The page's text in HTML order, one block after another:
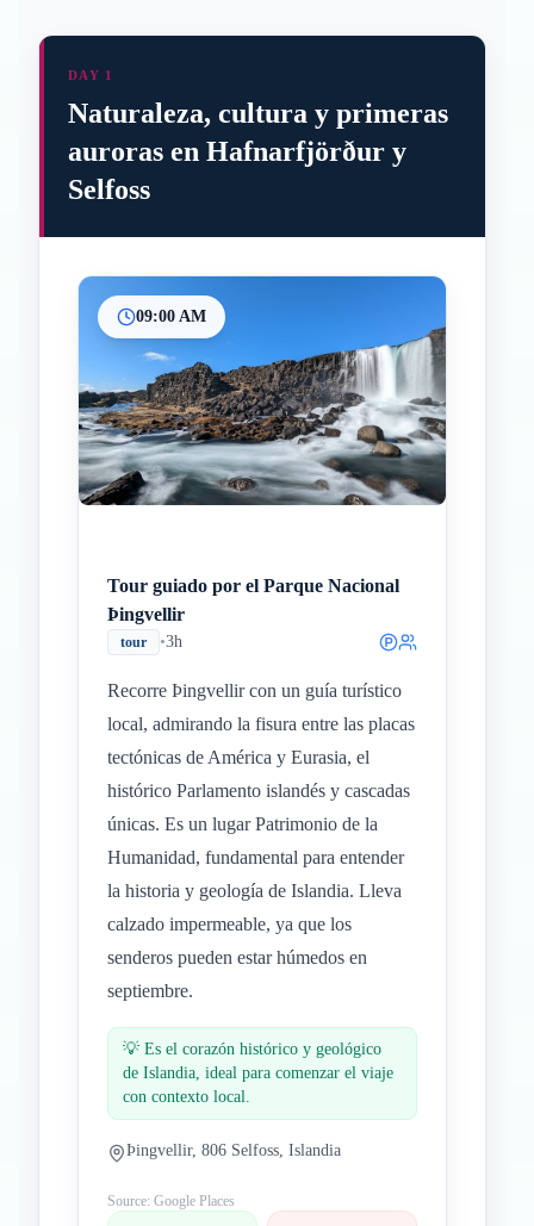
DAY 1
Naturaleza, cultura y primeras
auroras en Hafnarfjörður y
Selfoss
09:00 AM
Tour guiado por el Parque Nacional
Þingvellir
tour •3h
Recorre Þingvellir con un guía turístico
local, admirando la fisura entre las placas
tectónicas de América y Eurasia, el
histórico Parlamento islandés y cascadas
únicas. Es un lugar Patrimonio de la
Humanidad, fundamental para entender
la historia y geología de Islandia. Lleva
calzado impermeable, ya que los
senderos pueden estar húmedos en
septiembre.
💡 Es el corazón histórico y geológico
de Islandia, ideal para comenzar el viaje
con contexto local.
Þingvellir, 806 Selfoss, Islandia
Source: Google Places